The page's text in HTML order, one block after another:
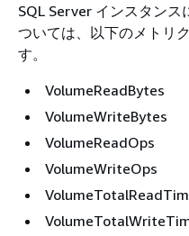
SQL Server インスタン
ついては、以下のメトリ
す。
VolumeReadBytes
VolumeWriteBytes
VolumeReadOps
VolumeWriteOps